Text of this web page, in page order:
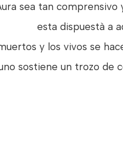
sea tan
esta dispuestà a
y los vivos se
sostiene un trozo de